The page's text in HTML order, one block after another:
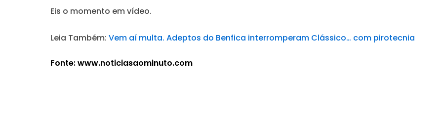
Eis o momento em vídeo.
Leia Também: Vem aí multa. Adeptos do Benfica interromperam Clássico… com pirotecnia
Fonte: www.noticiasaominuto.com